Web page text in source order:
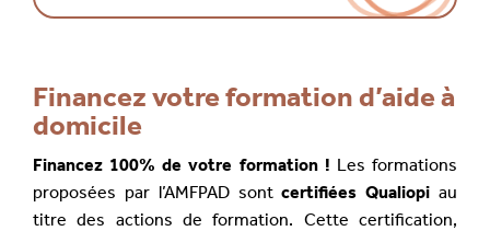
Financez votre formation d’aide à
domicile
Financez 100% de votre formation ! Les formations
proposées par l’AMFPAD sontcertifiées Qualiopiau
titre des actions de formation. Cette certification,